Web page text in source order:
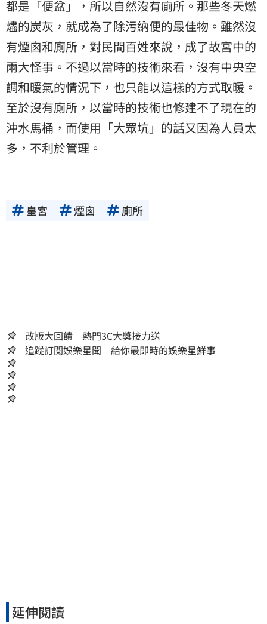
都是「便盆」，所以自然沒有廁所。那些冬天燃
燼的炭灰，就成為了除污納便的最佳物。雖然沒
有煙囪和廁所，對民間百姓來說，成了故宮中的
兩大怪事。不過以當時的技術來看，沒有中央空
調和暖氣的情況下，也只能以這樣的方式取暖。
至於沒有廁所，以當時的技術也修建不了現在的
沖水馬桶，而使用「大眾坑」的話又因為人員太
多，不利於管理。
皇宮 煙囪 廁所
改版大回饋 熱門3C大獎接力送
追蹤訂閱娛樂星聞 給你最即時的娛樂星鮮事
延伸閱讀